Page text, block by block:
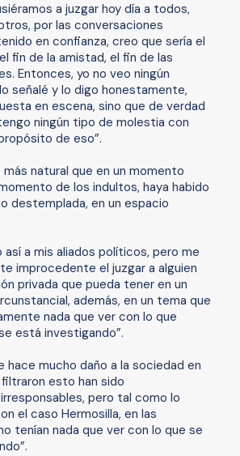
a juzgar hoy día a todos,
por las conversaciones
en confianza, creo que sería el
fin de la amistad, el fin de las
Entonces, yo no veo ningún
señalé y lo digo honestamente,
en escena, sino que de verdad
ningún tipo de molestia con
de eso”.
natural que en un momento
de los indultos, haya habido
destemplada, en un espacio
así a mis aliados políticos, pero me
improcedente el juzgar a alguien
privada que pueda tener en un
además, en un tema que
nada que ver con lo que
está investigando”.
hace mucho daño a la sociedad en
esto han sido
pero tal como lo
el caso Hermosilla, en las
tenían nada que ver con lo que se